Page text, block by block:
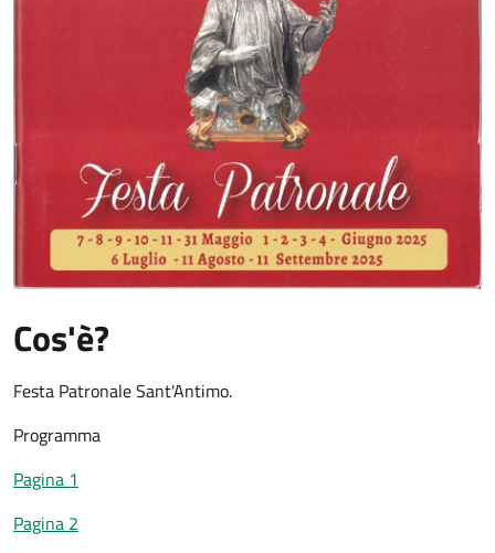
Cos'è?
Festa Patronale Sant'Antimo.
Programma
Pagina 1
Pagina 2